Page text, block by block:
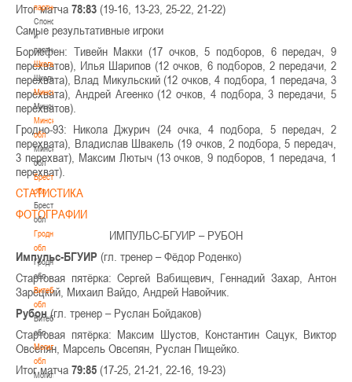
партнеры
Спонсоры
и
партнеры
Школы
Школы
Минск
Минск
Минская
обл
Минская
обл
Брестская
обл
Брестская
обл
Гродненская
обл
Гродненская
обл
Витебская
обл
Витебская
обл
Могилевская
обл
Могилевская
Итог матча 78:83 (19-16, 13-23, 25-22, 21-22)
Самые результативные игроки
Борисфен: Тивейн Макки (17 очков, 5 подборов, 6 передач, 9
перехватов), Илья Шарипов (12 очков, 6 подборов, 2 передачи, 2
перехвата), Влад Микульский (12 очков, 4 подбора, 1 передача, 3
перехвата), Андрей Агеенко (12 очков, 4 подбора, 3 передачи, 5
перехватов).
Гродно-93: Никола Джурич (24 очка, 4 подбора, 5 передач, 2
перехвата), Владислав Швакель (19 очков, 2 подбора, 5 передач,
3 перехват), Максим Лютыч (13 очков, 9 подборов, 1 передача, 1
перехват).
СТАТИСТИКА
ФОТОГРАФИИ
ИМПУЛЬС-БГУИР – РУБОН
Импульс-БГУИР (гл. тренер – Фёдор Роденко)
Стартовая пятёрка: Сергей Вабищевич, Геннадий Захар, Антон
Зарецкий, Михаил Вайдо, Андрей Навойчик.
Рубон (гл. тренер – Руслан Бойдаков)
Стартовая пятёрка: Максим Шустов, Константин Сацук, Виктор
Овсепян, Марсель Овсепян, Руслан Пищейко.
Итог матча 79:85 (17-25, 21-21, 22-16, 19-23)